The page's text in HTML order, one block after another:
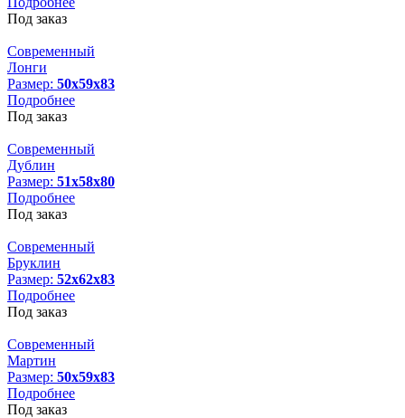
Под заказ
Современный
Лонги
Размер: 50х59х83
Подробнее
Под заказ
Современный
Дублин
Размер: 51х58х80
Подробнее
Под заказ
Современный
Бруклин
Размер: 52х62х83
Подробнее
Под заказ
Современный
Мартин
Размер: 50х59х83
Подробнее
Под заказ